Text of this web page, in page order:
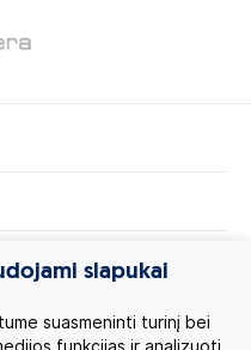
slapukai
suasmeninti turinį bei